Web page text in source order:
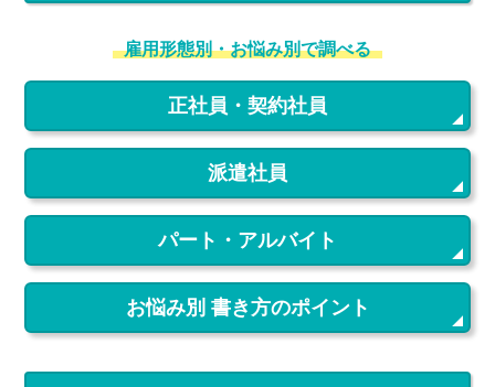
雇用形態別・お悩み別で調べる
正社員・契約社員
派遣社員
パート・アルバイト
お悩み別 書き方のポイント